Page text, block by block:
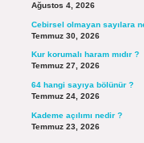
Ağustos 4, 2026
Cebirsel olmayan sayılara
Temmuz 30, 2026
Kur korumalı haram mıdır ?
Temmuz 27, 2026
64 hangi sayıya bölünür ?
Temmuz 24, 2026
Kademe açılımı nedir ?
Temmuz 23, 2026